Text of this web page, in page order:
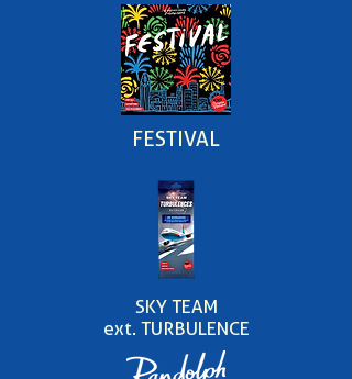
FESTIVAL
SKY TEAM
ext. TURBULENCE